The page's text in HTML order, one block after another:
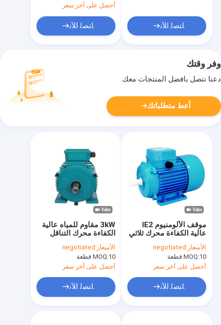
أحصل على آخر سعر
ﺎﺘﺼﻟ ﺍﻶﻧ ﺎﺘﺼﻟ ﺍﻶﻧ
وفر وقتك
دعنا نتصل بأفضل المنتجات معك.
أعط متطلباتك
3kW مقاوم للمياه عالية
الكفاءة محرك التناقل
الترددي لضخ المياه
الكهربائي
الأسعار: negotiated
MOQ:10 قطعة
أحصل على آخر سعر
ﺎﺘﺼﻟ ﺍﻶﻧ
موقف الألومنيوم IE2
عالية الكفاءة محرك ثلاثي
المراحل المحرك غير
المتزامن المقاوم للماء
للاستخدام الصناعي
الأسعار: negotiated
MOQ:10 قطعة
أحصل على آخر سعر
ﺎﺘﺼﻟ ﺍﻶﻧ